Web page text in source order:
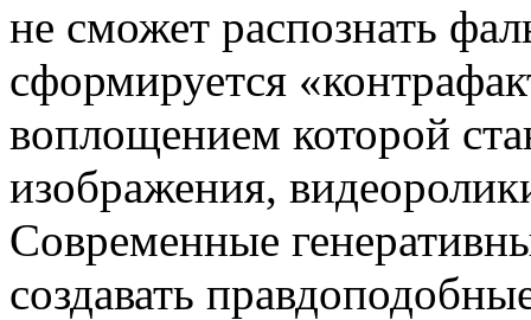
не сможет распознать
сформируется
воплощением которой
изображения,
Современные
создавать